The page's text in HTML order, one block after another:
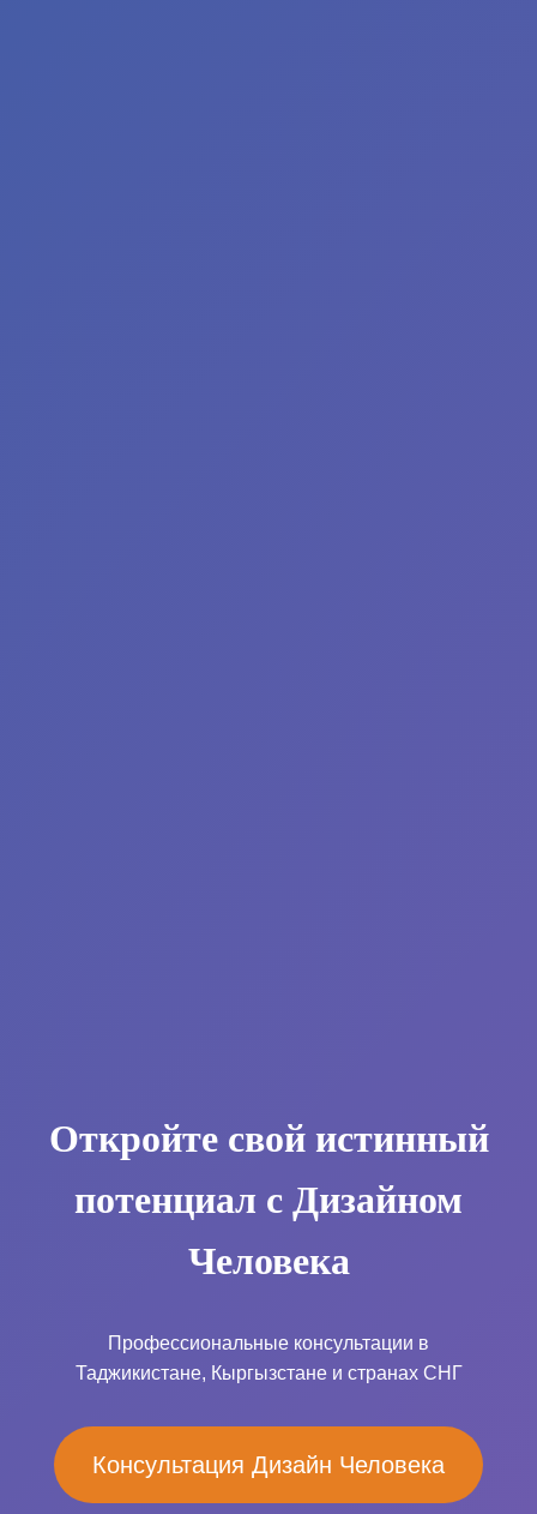
Откройте свой истинный
потенциал с Дизайном
Человека
Профессиональные консультации в
Таджикистане, Кыргызстане и странах СНГ
Консультация Дизайн Человека